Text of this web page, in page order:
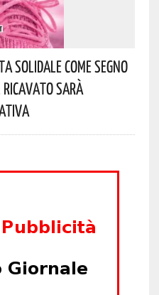
Solidale Come Segno
Sarà